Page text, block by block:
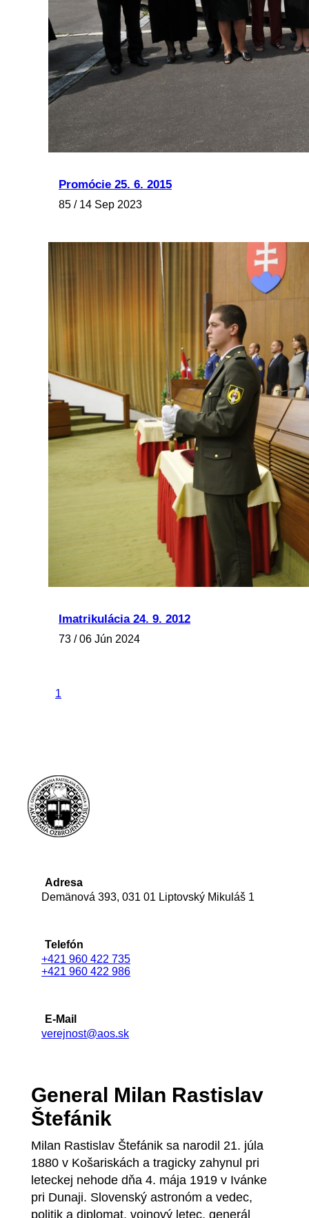
Promócie 25. 6. 2015
85 / 14 Sep 2023
Imatrikulácia 24. 9. 2012
73 / 06 Jún 2024
1
Adresa
Demänová 393, 031 01 Liptovský Mikuláš 1
Telefón
+421 960 422 735
+421 960 422 986
E-Mail
verejnost@aos.sk
General Milan Rastislav
Štefánik
Milan Rastislav Štefánik sa narodil 21. júla
1880 v Košariskách a tragicky zahynul pri
leteckej nehode dňa 4. mája 1919 v Ivánke
pri Dunaji. Slovenský astronóm a vedec,
politik a diplomat, vojnový letec, generál